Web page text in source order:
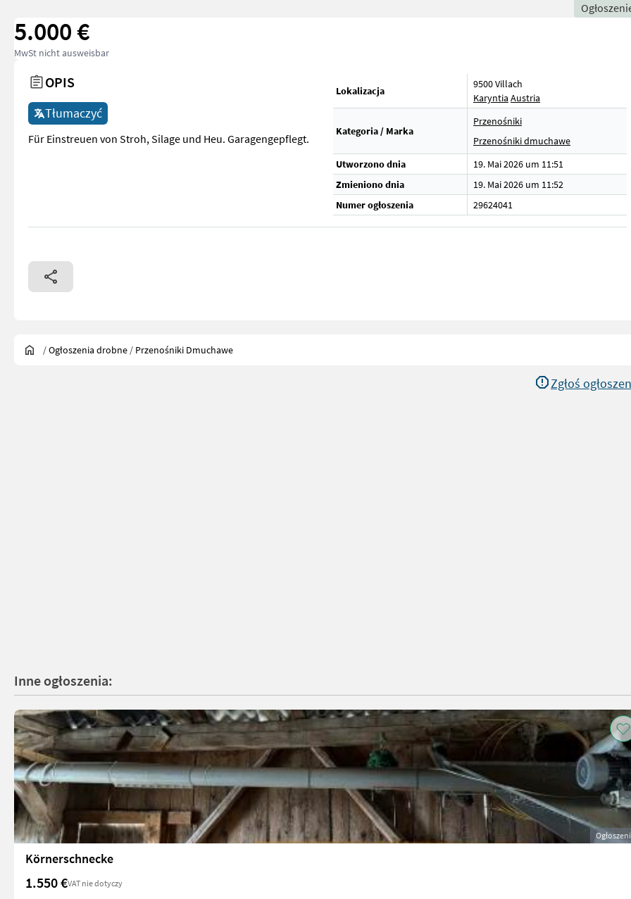
5.000 €
MwSt nicht ausweisbar
OPIS
Tłumaczyć
Für Einstreuen von Stroh, Silage und Heu. Garagengepflegt.
Lokalizacja
9500 Villach
Karyntia Austria
Kategoria / Marka
Przenośniki
Przenośniki dmuchawe
Utworzono dnia
19. Mai 2026 um 11:51
Zmieniono dnia
19. Mai 2026 um 11:52
Numer ogłoszenia
29624041
/Ogłoszenia drobne / Przenośniki Dmuchawe
Zgłoś
Inne ogłoszenia:
Körnerschnecke
1.550 €VAT nie dotyczy